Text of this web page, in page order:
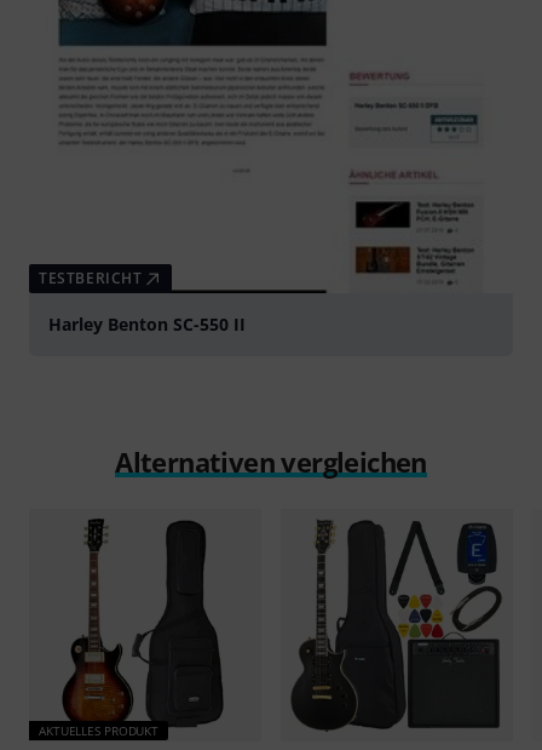
TESTBERICHT
Harley Benton SC-550 II
Alternativen vergleichen
AKTUELLES PRODUKT